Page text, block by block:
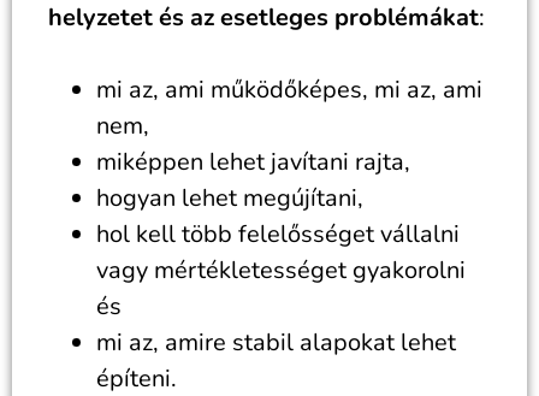
helyzetet és az esetleges problémákat:
mi az, ami működőképes, mi az, ami
nem,
miképpen lehet javítani rajta,
hogyan lehet megújítani,
hol kell több felelősséget vállalni
vagy mértékletességet gyakorolni
és
mi az, amire stabil alapokat lehet
építeni.